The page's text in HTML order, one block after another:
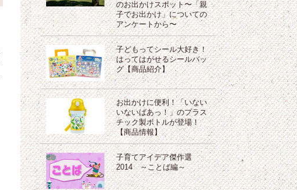
のお出かけスポット〜「親
子でお出かけ」についての
アンケートから〜
子どもってシール大好き！
はってはがせるシールバッ
グ【商品紹介】
お出かけに便利！「いない
いないばあっ！」のプラス
チック製ボトルが登場！
【商品情報】
子育てアイデア傑作選
2014 ～ことば編～